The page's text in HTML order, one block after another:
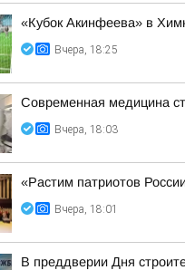
«Кубок Акинфеева» в
Вчера, 18:25
Современная медицина
Вчера, 18:03
«Растим патриотов
Вчера, 18:01
В преддверии Дня